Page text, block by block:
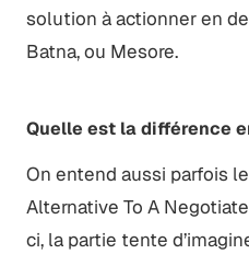
solution à actionner en
Batna, ou Mesore.
Quelle est la différence
On entend aussi parfois
Alternative To A
ci, la partie tente